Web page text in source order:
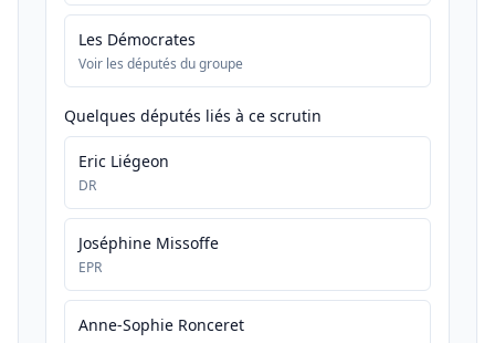
Les Démocrates
Voir les députés du groupe
Quelques députés liés à ce scrutin
Eric Liégeon
DR
Joséphine Missoffe
EPR
Anne-Sophie Ronceret